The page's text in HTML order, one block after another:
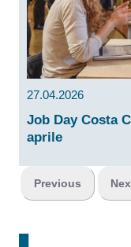
27.04.2026
Job Day Costa
aprile
Previous